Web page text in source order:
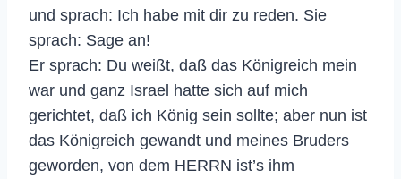
und sprach: Ich habe mit dir zu reden. Sie
sprach: Sage an!
Er sprach: Du weißt, daß das Königreich mein
war und ganz Israel hatte sich auf mich
gerichtet, daß ich König sein sollte; aber nun ist
das Königreich gewandt und meines Bruders
geworden, von dem HERRN ist’s ihm